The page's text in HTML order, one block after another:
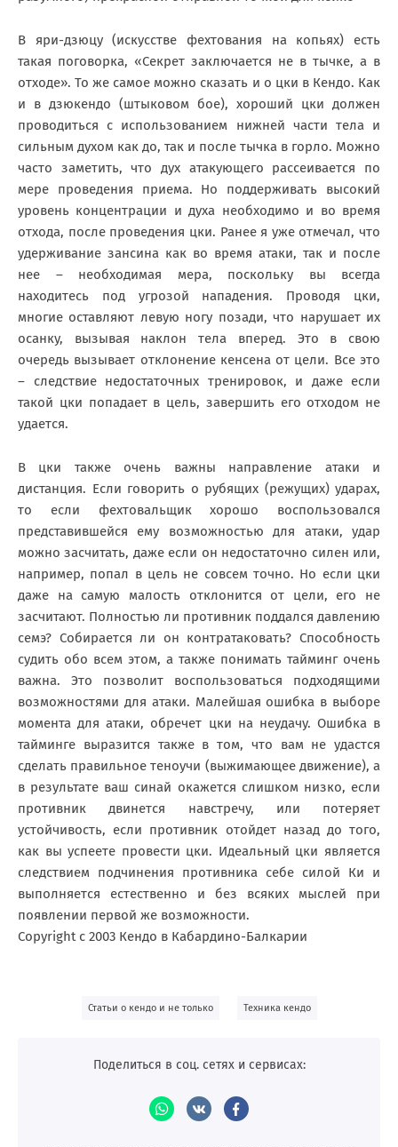
В яри-дзюцу (искусстве фехтования на копьях) есть
такая поговорка, «Секрет заключается не в тычке, а в
отходе». То же самое можно сказать и о цки в Кендо. Как
и в дзюкендо (штыковом бое), хороший цки должен
проводиться с использованием нижней части тела и
сильным духом как до, так и после тычка в горло. Можно
часто заметить, что дух атакующего рассеивается по
мере проведения приема. Но поддерживать высокий
уровень концентрации и духа необходимо и во время
отхода, после проведения цки. Ранее я уже отмечал, что
удерживание зансина как во время атаки, так и после
нее – необходимая мера, поскольку вы всегда
находитесь под угрозой нападения. Проводя цки,
многие оставляют левую ногу позади, что нарушает их
осанку, вызывая наклон тела вперед. Это в свою
очередь вызывает отклонение кенсена от цели. Все это
– следствие недостаточных тренировок, и даже если
такой цки попадает в цель, завершить его отходом не
удается.
В цки также очень важны направление атаки и
дистанция. Если говорить о рубящих (режущих) ударах,
то если фехтовальщик хорошо воспользовался
представившейся ему возможностью для атаки, удар
можно засчитать, даже если он недостаточно силен или,
например, попал в цель не совсем точно. Но если цки
даже на самую малость отклонится от цели, его не
засчитают. Полностью ли противник поддался давлению
семэ? Собирается ли он контратаковать? Способность
судить обо всем этом, а также понимать тайминг очень
важна. Это позволит воспользоваться подходящими
возможностями для атаки. Малейшая ошибка в выборе
момента для атаки, обречет цки на неудачу. Ошибка в
тайминге выразится также в том, что вам не удастся
сделать правильное теноучи (выжимающее движение), а
в результате ваш синай окажется слишком низко, если
противник двинется навстречу, или потеряет
устойчивость, если противник отойдет назад до того,
как вы успеете провести цки. Идеальный цки является
следствием подчинения противника себе силой Ки и
выполняется естественно и без всяких мыслей при
появлении первой же возможности.
Copyright c 2003 Кендо в Кабардино-Балкарии
Статьи о кендо и не только Техника кендо
Поделиться в соц. сетях и сервисах: